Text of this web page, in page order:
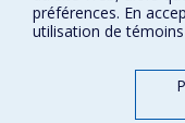
Prix et distinctions
préférences. En
utilisation de